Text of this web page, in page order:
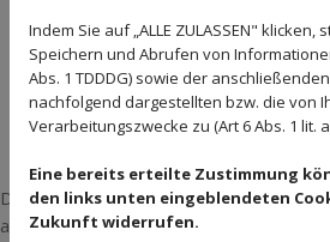
Wie reflektiert sind Sie bereits?
Welche Fristen gelten für Ihre
Wie viel Zeit können oder wollen
Dank unserer flexiblen Terminplanung
an Ihre zeitlichen Möglichkeiten
Indem Sie auf „ALLE ZULASSEN"
Speichern und Abrufen von
Abs. 1 TDDDG) sowie der
nachfolgend dargestellten bzw. die von
Verarbeitungszwecke zu (Art 6 Abs. 1 lit.
Eine bereits erteilte Zustimmung
den links unten eingeblendeten
Zukunft widerrufen.